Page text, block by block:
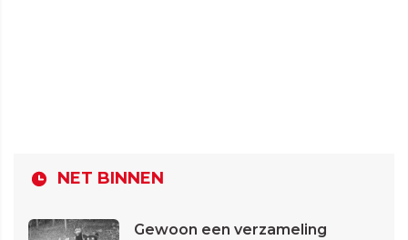
NET BINNEN
Gewoon een verzameling